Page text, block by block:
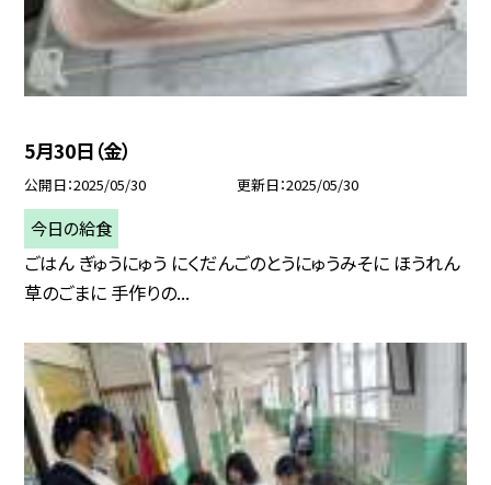
5月30日（金）
公開日 2025/05/30 更新日 2025/05/30
今日の給食
ごはん ぎゅうにゅう にくだんごのとうにゅうみそに ほうれん
草のごまに 手作りの...